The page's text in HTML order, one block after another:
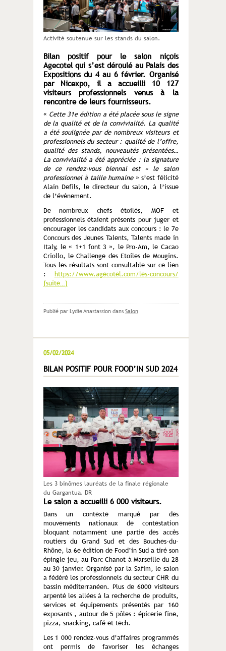
Activité soutenue sur les stands du salon.
Bilan positif pour le salon niçois
Agecotel qui s’est déroulé au Palais des
Expositions du 4 au 6 février. Organisé
par Nicexpo, il a accueilli 10 127
visiteurs professionnels venus à la
rencontre de leurs fournisseurs.
« Cette 31e édition a été placée sous le signe
de la qualité et de la convivialité. La qualité
a été soulignée par de nombreux visiteurs et
professionnels du secteur : qualité de l’offre,
qualité des stands, nouveautés présentées…
La convivialité a été appréciée : la signature
de ce rendez-vous biennal est « le salon
professionnel à taille humaine» s’est félicité
Alain Defils, le directeur du salon, à l’issue
de l’événement.
De nombreux chefs étoilés, MOF et
professionnels étaient présents pour juger et
encourager les candidats aux concours : le 7e
Concours des Jeunes Talents, Talents made in
Italy, le « 1+1 font 3 », le Pro-Am, le Cacao
Criollo, le Challenge des Etoiles de Mougins.
Tous les résultats sont consultable sur ce lien
:
https://www.agecotel.com/les-concours/
(suite…)
Publié par Lydie Anastassion dans Salon
05/02/2024
BILAN POSITIF POUR FOOD’IN SUD 2024
Les 3 binômes lauréats de la finale régionale
du Gargantua. DR
Le salon a accueilli 6 000 visiteurs.
Dans un contexte marqué par des
mouvements nationaux de contestation
bloquant notamment une partie des accès
routiers du Grand Sud et des Bouches-du-
Rhône, la 6e édition de Food’in Sud a tiré son
épingle jeu, au Parc Chanot à Marseille du 28
au 30 janvier. Organisé par la Safim, le salon
a fédéré les professionnels du secteur CHR du
bassin méditerranéen. Plus de 6000 visiteurs
arpenté les allées à la recherche de produits,
services et équipements présentés par 160
exposants , autour de 5 pôles : épicerie fine,
pizza, snacking, café et tech.
Les 1 000 rendez-vous d’affaires programmés
ont permis de favoriser les échanges